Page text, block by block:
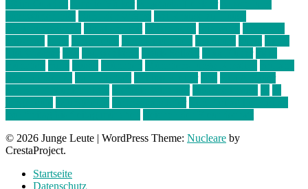
© 2026 Junge Leute | WordPress Theme: Nucleare by
CrestaProject.
Startseite
Datenschutz